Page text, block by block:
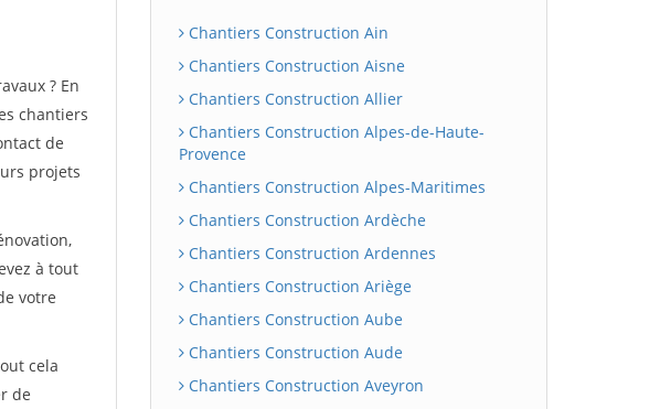
? En
chantiers
de
projets
à tout
votre
cela
de
Chantiers Construction Ain
Chantiers Construction Aisne
Chantiers Construction Allier
Chantiers Construction Alpes-de-Haute-
Provence
Chantiers Construction Alpes-Maritimes
Chantiers Construction Ardèche
Chantiers Construction Ardennes
Chantiers Construction Ariège
Chantiers Construction Aube
Chantiers Construction Aude
Chantiers Construction Aveyron